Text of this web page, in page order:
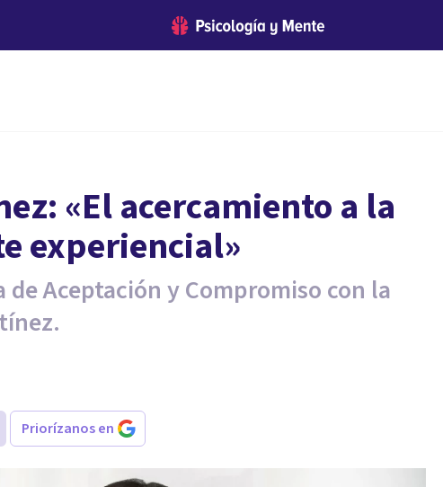
«El acercamiento a la
experiencial»
de Aceptación y Compromiso con la
Priorízanos en